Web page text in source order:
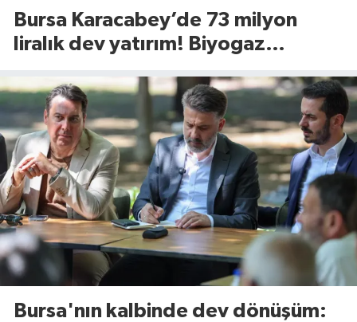
Bursa Karacabey’de 73 milyon
liralık dev yatırım! Biyogaz
yükseliyor
Bursa'nın kalbinde dev dönüşüm: